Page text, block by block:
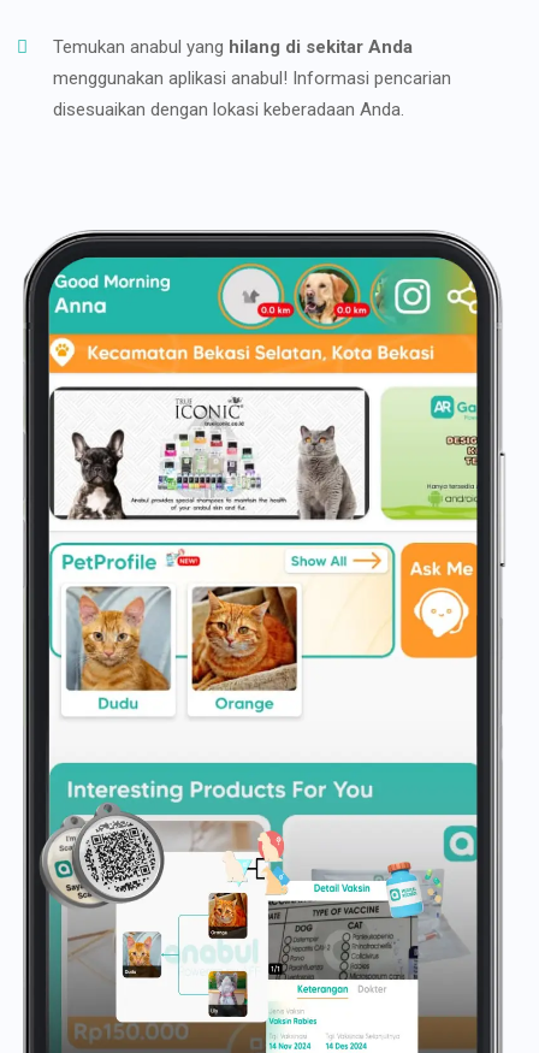
Temukan anabul yang hilang di sekitar Anda
menggunakan aplikasi anabul! Informasi pencarian
disesuaikan dengan lokasi keberadaan Anda.